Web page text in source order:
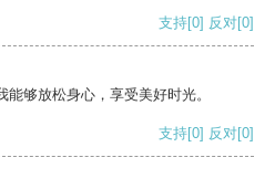
支持[0] 反对[0]
够放松身心，享受美好时光。
支持[0] 反对[0]